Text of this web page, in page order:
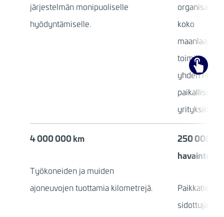
järjestelmän monipuoliselle
hyödyntämiselle.
organisaatiot
koko
toimijoista
yhden
paikallisiin
yrityksiin.
4 000 000 km
Työkoneiden ja muiden
ajoneuvojen tuottamia kilometrejä.
250 000+
havaintoa
sidottuja